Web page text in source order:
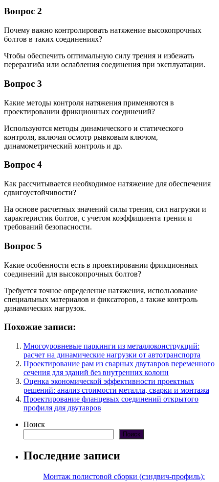
Вопрос 2
Почему важно контролировать натяжение высокопрочных
болтов в таких соединениях?
Чтобы обеспечить оптимальную силу трения и избежать
переразгиба или ослабления соединения при эксплуатации.
Вопрос 3
Какие методы контроля натяжения применяются в
проектировании фрикционных соединений?
Используются методы динамического и статического
контроля, включая осмотр рывковым ключом,
динамометрический контроль и др.
Вопрос 4
Как рассчитывается необходимое натяжение для обеспечения
сдвигоустойчивости?
На основе расчетных значений силы трения, сил нагрузки и
характеристик болтов, с учетом коэффициента трения и
требований безопасности.
Вопрос 5
Какие особенности есть в проектировании фрикционных
соединений для высокопрочных болтов?
Требуется точное определение натяжения, использование
специальных материалов и фиксаторов, а также контроль
динамических нагрузок.
Похожие записи:
Многоуровневые паркинги из металлоконструкций:
расчет на динамические нагрузки от автотранспорта
Проектирование рам из сварных двутавров переменного
сечения для зданий без внутренних колонн
Оценка экономической эффективности проектных
решений: анализ стоимости металла, сварки и монтажа
Проектирование фланцевых соединений открытого
профиля для двутавров
Поиск
Поиск
Последние записи
Монтаж полистовой сборки (сэндвич-профиль):